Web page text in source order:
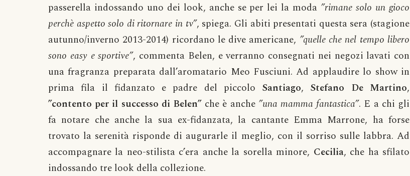
passerella indossando uno dei look, anche se per lei la moda ”rimane solo un gioco
perchè aspetto solo di ritornare in tv”, spiega. Gli abiti presentati questa sera (stagione
autunno/inverno 2013-2014) ricordano le dive americane, ”quelle che nel tempo libero
sono easy e sportive”, commenta Belen, e verranno consegnati nei negozi lavati con
una fragranza preparata dall’aromatario Meo Fusciuni. Ad applaudire lo show in
prima fila il fidanzato e padre del piccolo Santiago, Stefano De Martino,
”contento per il successo di Belen” che è anche”una mamma fantastica”. E a chi gli
fa notare che anche la sua ex-fidanzata, la cantante Emma Marrone, ha forse
trovato la serenità risponde di augurarle il meglio, con il sorriso sulle labbra. Ad
accompagnare la neo-stilista c’era anche la sorella minore, Cecilia, che ha sfilato
indossando tre look della collezione.